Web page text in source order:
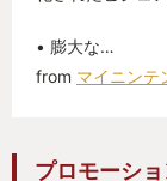
• 膨大な…
from マイニンテ
プロモーシ